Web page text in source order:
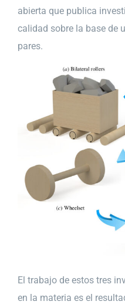
abierta que publica
calidad sobre la base de
pares.
El trabajo de estos tres
en la materia es el